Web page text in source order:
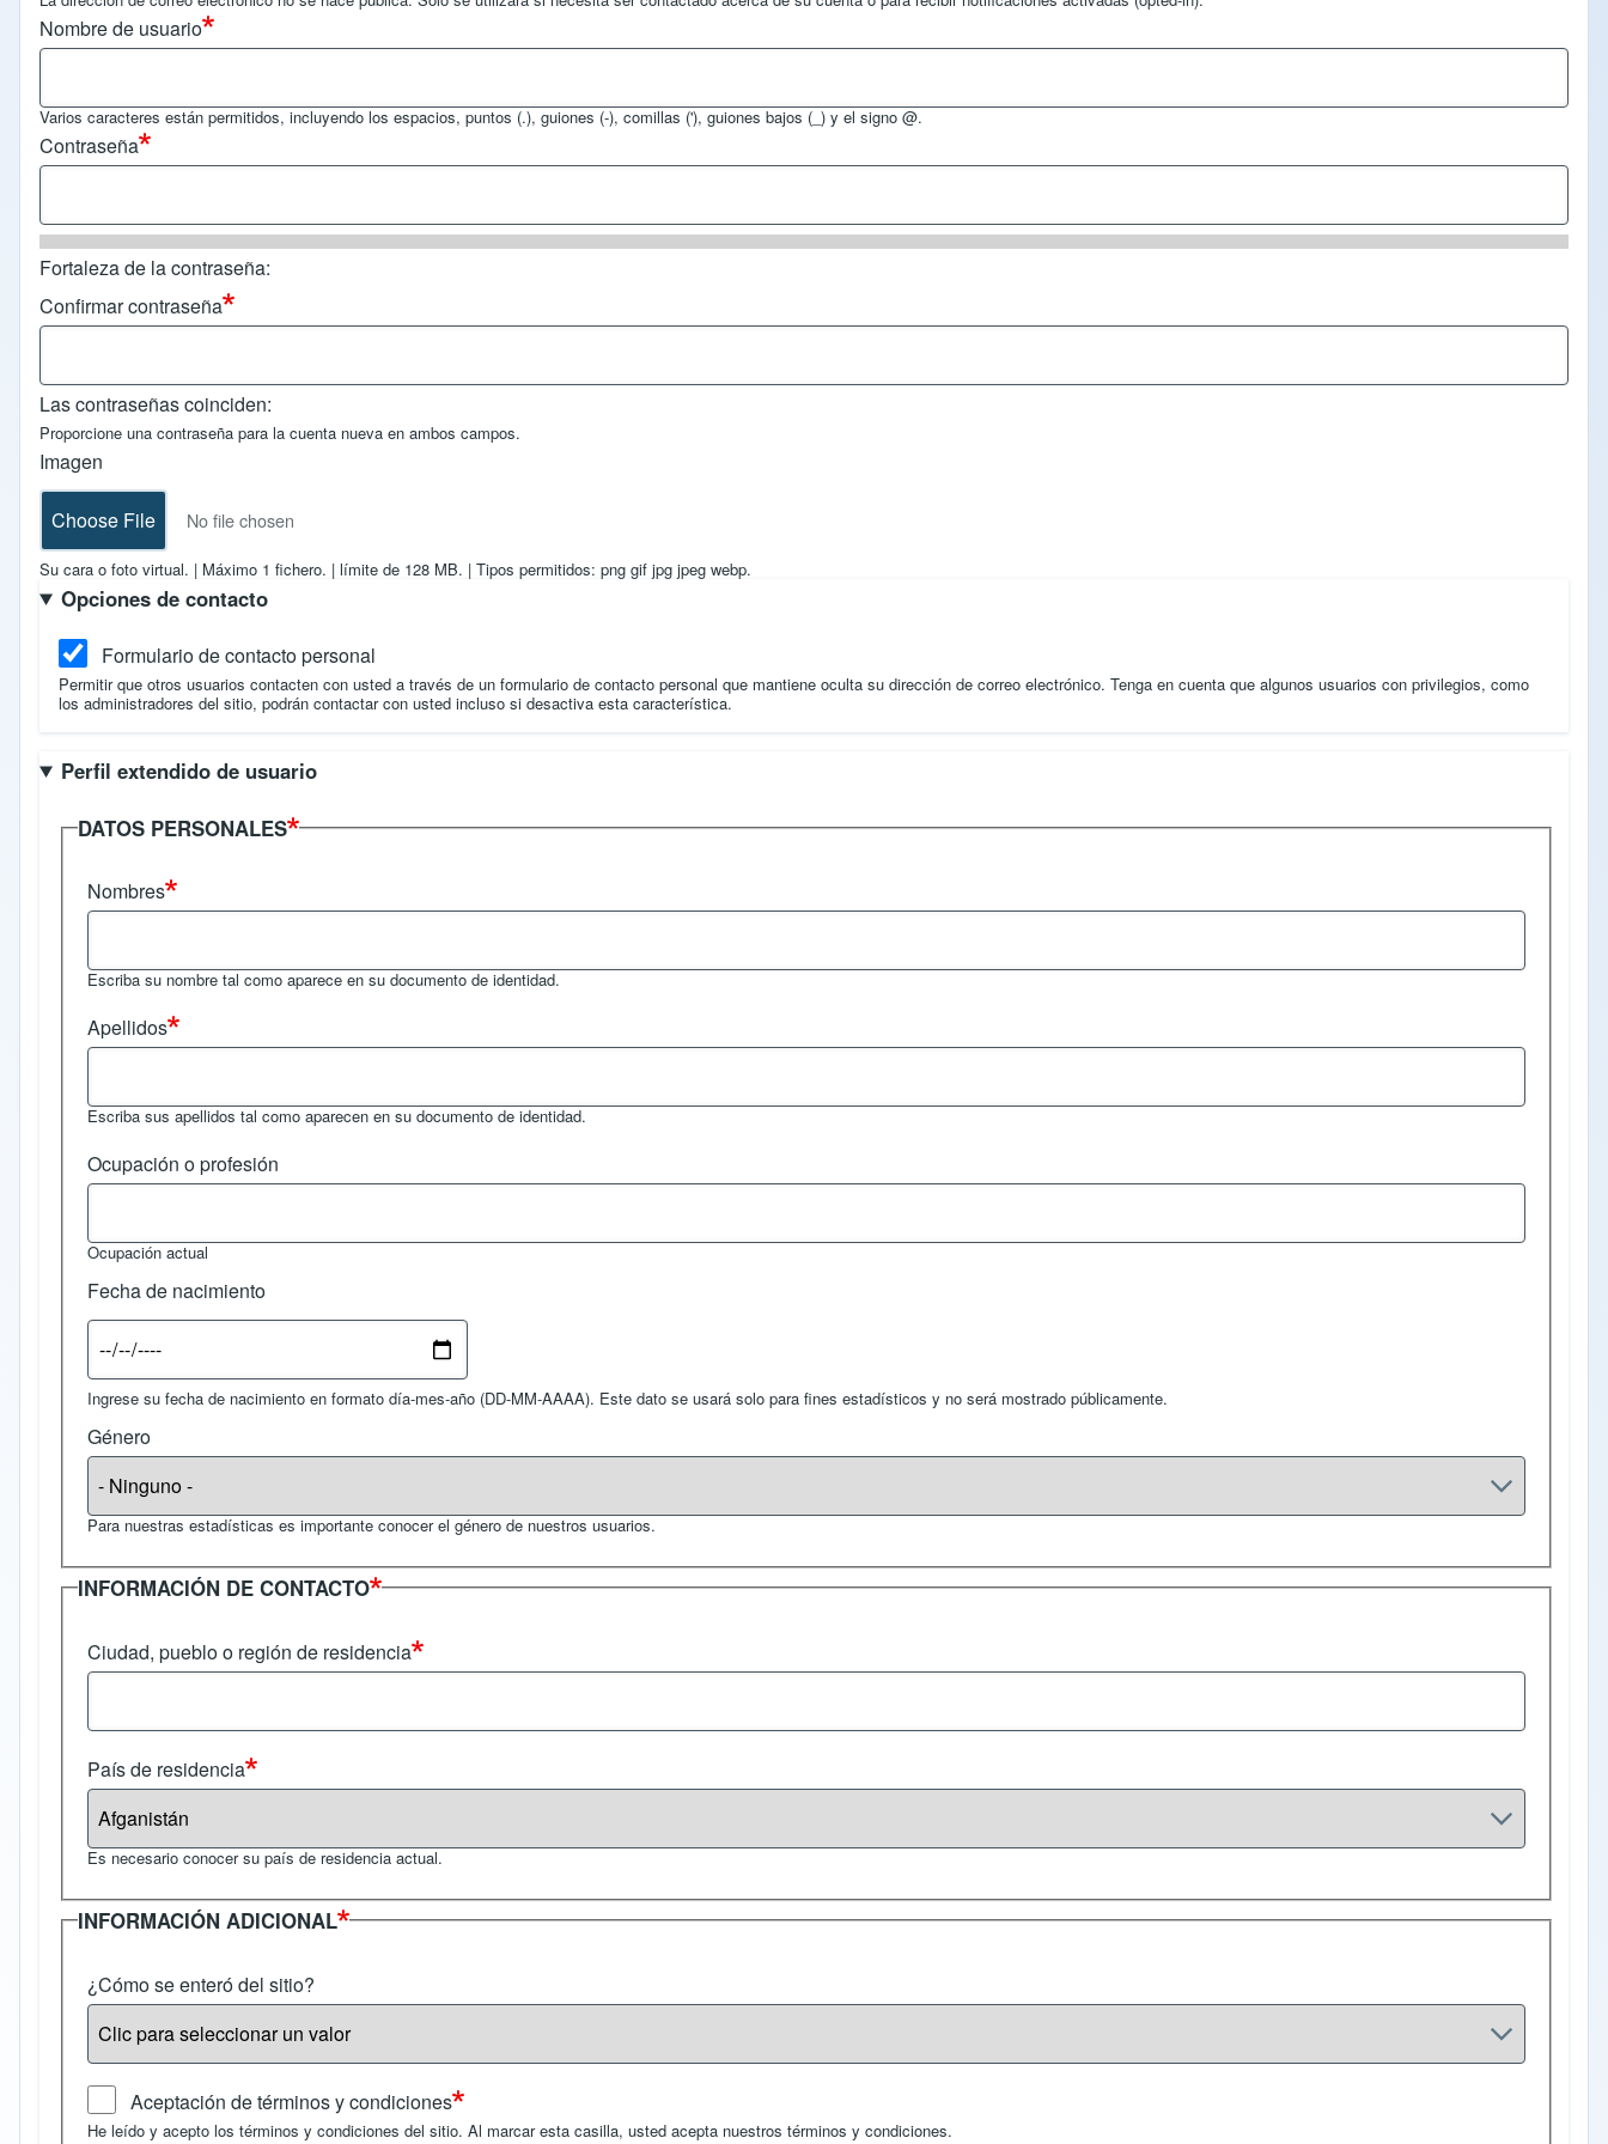
Nombre de usuario
Varios caracteres están permitidos, incluyendo los espacios, puntos (.), guiones (-), comillas ('), guiones bajos (_) y el signo @.
Contraseña
Fortaleza de la contraseña:
Confirmar contraseña
Las contraseñas coinciden:
Proporcione una contraseña para la cuenta nueva en ambos campos.
Imagen
Choose File No file chosen
Su cara o foto virtual. | Máximo 1 fichero. | límite de 128 MB. | Tipos permitidos: png gif jpg jpeg webp.
Opciones de contacto
Formulario de contacto personal
Permitir que otros usuarios contacten con usted a través de un formulario de contacto personal que mantiene oculta su dirección de correo electrónico. Tenga en cuenta que algunos usuarios con privilegios, como
los administradores del sitio, podrán contactar con usted incluso si desactiva esta característica.
Perfil extendido de usuario
DATOS PERSONALES
Nombres
Escriba su nombre tal como aparece en su documento de identidad.
Apellidos
Escriba sus apellidos tal como aparecen en su documento de identidad.
Ocupación o profesión
Ocupación actual
Fecha de nacimiento
Fecha
Ingrese su fecha de nacimiento en formato día-mes-año (DD-MM-AAAA). Este dato se usará solo para fines estadísticos y no será mostrado públicamente.
Género
Para nuestras estadísticas es importante conocer el género de nuestros usuarios.
INFORMACIÓN DE CONTACTO
Ciudad, pueblo o región de residencia
País de residencia
Es necesario conocer su país de residencia actual.
INFORMACIÓN ADICIONAL
¿Cómo se enteró del sitio?
Aceptación de términos y condiciones
He leído y acepto los términos y condiciones del sitio. Al marcar esta casilla, usted acepta nuestros términos y condiciones.